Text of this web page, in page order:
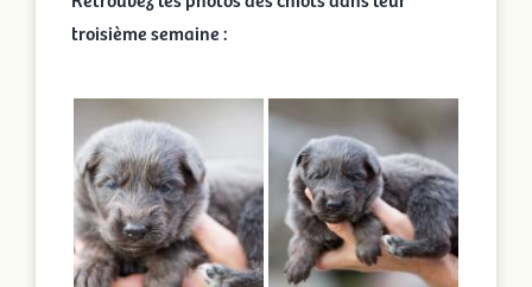
troisième semaine :